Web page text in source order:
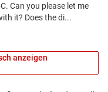
anzeigen